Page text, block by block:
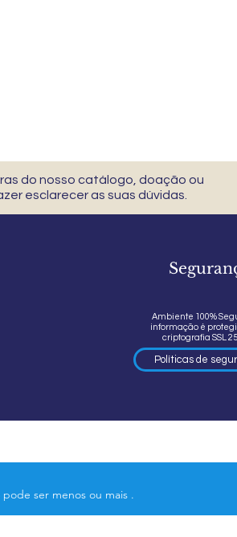
do nosso catálogo, doação ou
esclarecer as suas dúvidas.
Ambiente 100%
informação é
criptografia SSL
Políticas de
22
ser menos ou mais .